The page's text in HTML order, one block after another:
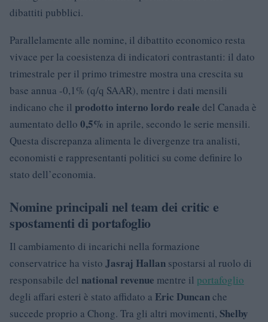
dibattiti pubblici.
Parallelamente alle nomine, il dibattito economico resta
vivace per la coesistenza di indicatori contrastanti: il dato
trimestrale per il primo trimestre mostra una crescita su
base annua -0,1% (q/q SAAR), mentre i dati mensili
indicano che il prodotto interno lordo reale del Canada è
aumentato dello 0,5% in aprile, secondo le serie mensili.
Questa discrepanza alimenta le divergenze tra analisti,
economisti e rappresentanti politici su come definire lo
stato dell’economia.
Nomine principali nel team dei critic e
spostamenti di portafoglio
Il cambiamento di incarichi nella formazione
conservatrice ha visto Jasraj Hallan spostarsi al ruolo di
responsabile del national revenue mentre il portafoglio
degli affari esteri è stato affidato a Eric Duncanche
succede proprio a Chong. Tra gli altri movimenti, Shelby